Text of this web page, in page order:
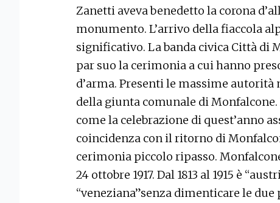
Zanetti aveva benedetto la corona
monumento. L’arrivo della fiaccola
significativo. La banda civica Città di
par suo la cerimonia a cui hanno
d’arma. Presenti le massime
della giunta comunale di
come la celebrazione di quest’anno
coincidenza con il ritorno di
cerimonia piccolo ripasso.
24 ottobre 1917. Dal 1813 al 1915 è
“veneziana”senza dimenticare le